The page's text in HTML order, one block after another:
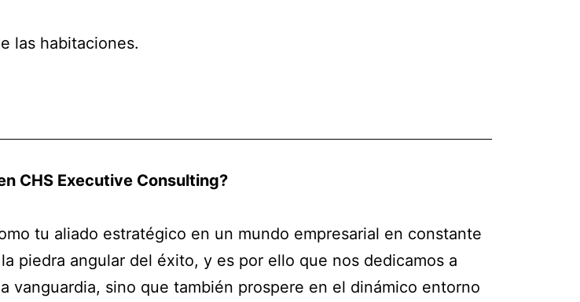
las habitaciones.
CHS Executive Consulting?
tu aliado estratégico en un mundo empresarial en constante
piedra angular del éxito, y es por ello que nos dedicamos a
vanguardia, sino que también prospere en el dinámico entorno